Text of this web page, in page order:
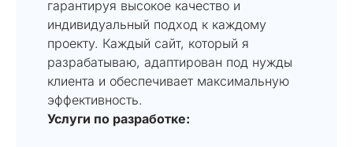
гарантируя высокое качество и
индивидуальный подход к каждому
проекту. Каждый сайт, который я
разрабатываю, адаптирован под нужды
клиента и обеспечивает максимальную
эффективность.
Услуги по разработке: